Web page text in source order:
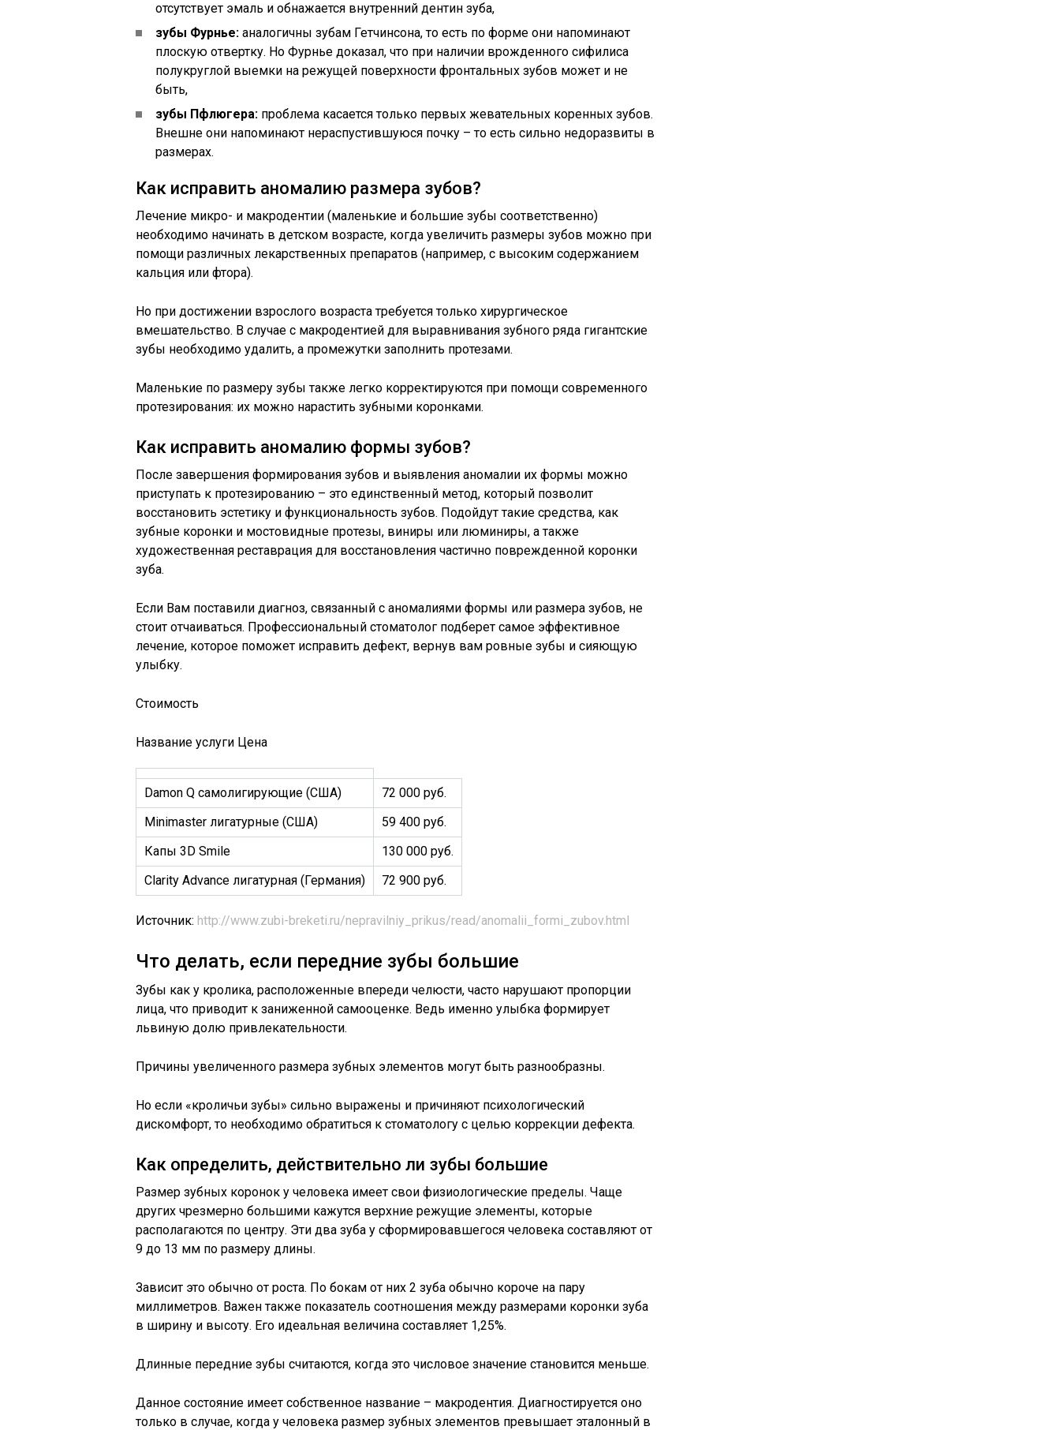
отсутствует эмаль и обнажается внутренний дентин зуба,
зубы Фурнье: аналогичны зубам Гетчинсона, то есть по форме они напоминают
плоскую отвертку. Но Фурнье доказал, что при наличии врожденного сифилиса
полукруглой выемки на режущей поверхности фронтальных зубов может и не
быть,
зубы Пфлюгера: проблема касается только первых жевательных коренных зубов.
Внешне они напоминают нераспустившуюся почку – то есть сильно недоразвиты в
размерах.
Как исправить аномалию размера зубов?
Лечение микро- и макродентии (маленькие и большие зубы соответственно)
необходимо начинать в детском возрасте, когда увеличить размеры зубов можно при
помощи различных лекарственных препаратов (например, с высоким содержанием
кальция или фтора).
Но при достижении взрослого возраста требуется только хирургическое
вмешательство. В случае с макродентией для выравнивания зубного ряда гигантские
зубы необходимо удалить, а промежутки заполнить протезами.
Маленькие по размеру зубы также легко корректируются при помощи современного
протезирования: их можно нарастить зубными коронками.
Как исправить аномалию формы зубов?
После завершения формирования зубов и выявления аномалии их формы можно
приступать к протезированию – это единственный метод, который позволит
восстановить эстетику и функциональность зубов. Подойдут такие средства, как
зубные коронки и мостовидные протезы, виниры или люминиры, а также
художественная реставрация для восстановления частично поврежденной коронки
зуба.
Если Вам поставили диагноз, связанный с аномалиями формы или размера зубов, не
стоит отчаиваться. Профессиональный стоматолог подберет самое эффективное
лечение, которое поможет исправить дефект, вернув вам ровные зубы и сияющую
улыбку.
Стоимость
Название услуги Цена
Damon Q самолигирующие (США)
72 000 руб.
Minimaster лигатурные (США)
59 400 руб.
Капы 3D Smile
130 000 руб.
Clarity Advance лигатурная (Германия)
72 900 руб.
Источник: http://www.zubi-breketi.ru/nepravilniy_prikus/read/anomalii_formi_zubov.html
Что делать, если передние зубы большие
Зубы как у кролика, расположенные впереди челюсти, часто нарушают пропорции
лица, что приводит к заниженной самооценке. Ведь именно улыбка формирует
львиную долю привлекательности.
Причины увеличенного размера зубных элементов могут быть разнообразны.
Но если «кроличьи зубы» сильно выражены и причиняют психологический
дискомфорт, то необходимо обратиться к стоматологу с целью коррекции дефекта.
Как определить, действительно ли зубы большие
Размер зубных коронок у человека имеет свои физиологические пределы. Чаще
других чрезмерно большими кажутся верхние режущие элементы, которые
располагаются по центру. Эти два зуба у сформировавшегося человека составляют от
9 до 13 мм по размеру длины.
Зависит это обычно от роста. По бокам от них 2 зуба обычно короче на пару
миллиметров. Важен также показатель соотношения между размерами коронки зуба
в ширину и высоту. Его идеальная величина составляет 1,25%.
Длинные передние зубы считаются, когда это числовое значение становится меньше.
Данное состояние имеет собственное название – макродентия. Диагностируется оно
только в случае, когда у человека размер зубных элементов превышает эталонный в